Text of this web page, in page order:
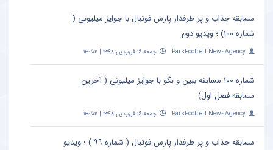
مسابقه جذاب و پر طرفدار پارس فوتبال با جوایز میلیونی (
شماره ۱۰۰) ؛ ویدیو دوم
ParsFootball NewsAgency جمعه ۱۶ فروردین ۱۳۹۸ | ۱۳:۵۲
شماره ۱۰۰ مسابقه ببین و بگو با جوایز میلیونی ( آخرین
مسابقه فصل اول)
ParsFootball NewsAgency جمعه ۱۶ فروردین ۱۳۹۸ | ۱۳:۵۲
مسابقه جذاب و پر طرفدار پارس فوتبال ( شماره ۹۹ ) ؛ ویدیو